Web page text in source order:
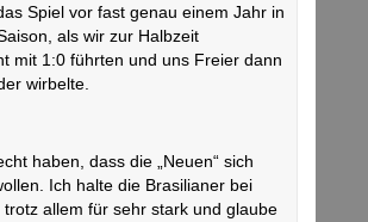
Spiel vor fast genau einem Jahr in
als wir zur Halbzeit
mit 1:0 führten und uns Freier dann
wirbelte.
haben, dass die „Neuen“ sich
Ich halte die Brasilianer bei
trotz allem für sehr stark und glaube